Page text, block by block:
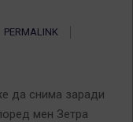
PERMALINK
да снима заради
мен Зетра